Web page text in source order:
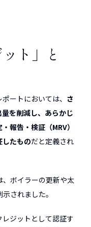
ト」と
ートにおいては、 さ
を削減し、あらかじ
報告・検証（MRV）
たものだと定義され
ボイラーの更新や太
されました。
ジットとして認証す